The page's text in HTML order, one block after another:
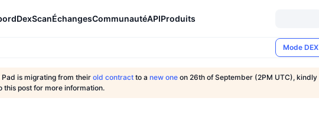
DexScanÉchangesCommunautéAPIProduits
Mode DEX
Pad is migrating from their old contract to a new one on 26th of September (2PM UTC), kindly
this post for more information.